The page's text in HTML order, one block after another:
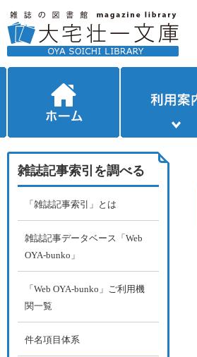
雑誌記事索引を調べる
「雑誌記事索引」とは
雑誌記事データベース「Web
OYA-bunko」
「Web OYA-bunko」ご利用機
関一覧
件名項目体系